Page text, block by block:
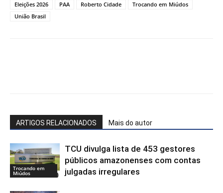
Eleições 2026
PAA Roberto Cidade
Trocando em Miúdos
União Brasil
ARTIGOS RELACIONADOS Mais do autor
Trocando em
Miúdos
TCU divulga lista de 453 gestores
públicos amazonenses com contas
julgadas irregulares